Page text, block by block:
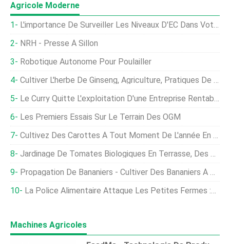
Agricole Moderne
L'importance De Surveiller Les Niveaux D'EC Dans Votre Culture En Intérieur
NRH - Presse À Sillon
Robotique Autonome Pour Poulailler
Cultiver L'herbe De Ginseng, Agriculture, Pratiques De Culture
Le Curry Quitte L'exploitation D'une Entreprise Rentable (Kadi Patta)
Les Premiers Essais Sur Le Terrain Des OGM
Cultivez Des Carottes À Tout Moment De L'année En Cinq Étapes
Jardinage De Tomates Biologiques En Terrasse, Des Astuces, Technique
Propagation De Bananiers - Cultiver Des Bananiers À Partir De Graines
La Police Alimentaire Attaque Les Petites Fermes :où Est Notre Liberté De Choix ?
Machines Agricoles